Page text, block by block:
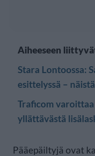
Aiheeseen
Stara Lontoossa:
esittelyssä –
Traficom
yllättävästä
Pääepäiltyjä ovat